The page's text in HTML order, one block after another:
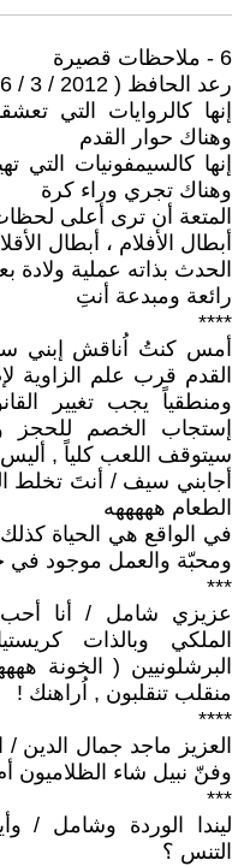
6 - ملاحظات قصيرة
رعد الحافظ ( 2012 / 3 / 26 - 15:38 )
إنها كالروايات التي
وهناك حوار القدم
إنها كالسيمفونيات التي
وهناك تجري وراء كرة
المتعة أن ترى أعلى
أبطال الأفلام ، أبطال
الحدث بذاته عملية ولادة
رائعة ومبدعة أنتِ
****
أمس كنتُ اُناقش إبني
القدم قرب علم الزاوية
ومنطقياً يجب تغيير
إستجاب الخصم للحجز
سيتوقف اللعب كلياً ,
أجابني سيف / أنتَ تخلط
الطعام هههههه
في الواقع هي الحياة
ومحبّة والعمل موجود في
***
عزيزي شامل / أنا
الملكي وبالذات
البرشلونيين ( الخونة
منقلب تنقلبون , اُراهنك !
****
العزيز ماجد جمال
وفنّ نبيل شاء الظلاميون أم
***
ليندا الوردة وشامل /
التنس ؟